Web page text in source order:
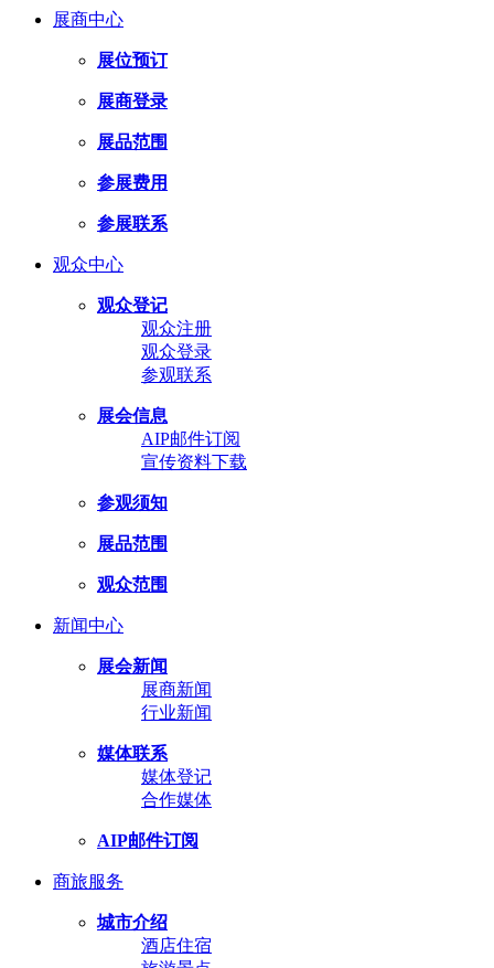
展商中心
展位预订
展商登录
展品范围
参展费用
参展联系
观众中心
观众登记
观众注册
观众登录
参观联系
展会信息
AIP邮件订阅
宣传资料下载
参观须知
展品范围
观众范围
新闻中心
展会新闻
展商新闻
行业新闻
媒体联系
媒体登记
合作媒体
AIP邮件订阅
商旅服务
城市介绍
酒店住宿